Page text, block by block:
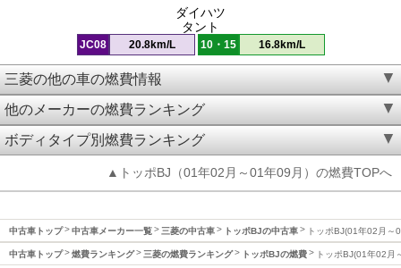
ダイハツ
タント
JC08 20.8km/L 10・15 16.8km/L
三菱の他の車の燃費情報
他のメーカーの燃費ランキング
ボディタイプ別燃費ランキング
▲トッポBJ（01年02月～01年09月）の燃費TOPへ
中古車トップ 中古車メーカー一覧 三菱の中古車 トッポBJの中古車 トッポBJ(01年02月～
中古車トップ 燃費ランキング 三菱の燃費ランキング トッポBJの燃費 トッポBJ(01年02月